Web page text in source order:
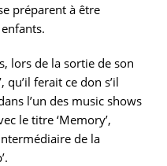
préparent à être
lors de la sortie de son
qu’il ferait ce don s’il
l’un des music shows
le titre ‘Memory’,
de la